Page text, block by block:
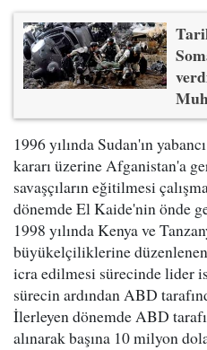
1996 yılında Sudan'ın
kararı üzerine Afganistan'a
savaşçıların eğitilmesi
dönemde El Kaide'nin önde
1998 yılında Kenya ve
büyükelçiliklerine düzenlenen
icra edilmesi sürecinde lider
sürecin ardından ABD
İlerleyen dönemde ABD
alınarak başına 10 milyon